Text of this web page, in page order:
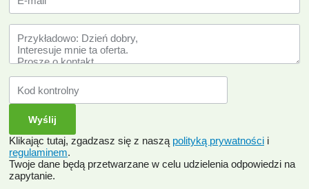
Klikając tutaj, zgadzasz się z naszą polityką prywatności i
regulaminem.
Twoje dane będą przetwarzane w celu udzielenia odpowiedzi na
zapytanie.